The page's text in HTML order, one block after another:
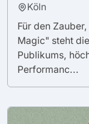
Köln
Für den
Magic" steht
Publikums,
Performanc...